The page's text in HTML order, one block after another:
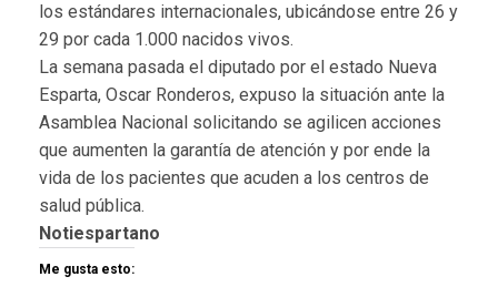
los estándares internacionales, ubicándose entre 26 y
29 por cada 1.000 nacidos vivos.
La semana pasada el diputado por el estado Nueva
Esparta, Oscar Ronderos, expuso la situación ante la
Asamblea Nacional solicitando se agilicen acciones
que aumenten la garantía de atención y por ende la
vida de los pacientes que acuden a los centros de
salud pública.
Notiespartano
Me gusta esto: